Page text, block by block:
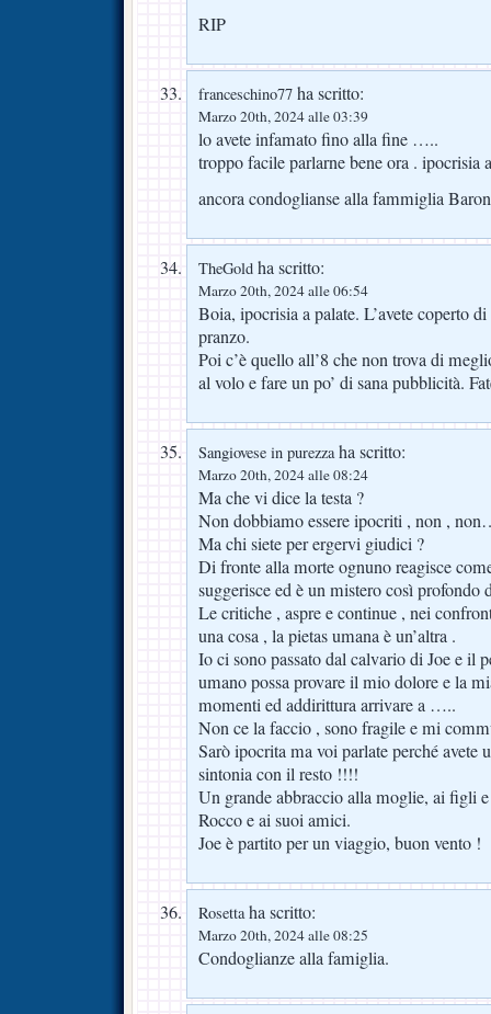
RIP
franceschino77 ha scritto:
Marzo 20th, 2024 alle 03:39
lo avete infamato fino alla fine …..
troppo facile parlarne bene ora . ipocrisia
ancora condoglianse alla fammiglia
TheGold ha scritto:
Marzo 20th, 2024 alle 06:54
Boia, ipocrisia a palate. L’avete coperto
pranzo.
Poi c’è quello all’8 che non trova di
al volo e fare un po’ di sana pubblicità.
Sangiovese in purezzaha scritto:
Marzo 20th, 2024 alle 08:24
Ma che vi dice la testa ?
Non dobbiamo essere ipocriti , non ,
Ma chi siete per ergervi giudici ?
Di fronte alla morte ognuno reagisce
suggerisce ed è un mistero così profondo
Le critiche , aspre e continue , nei
una cosa , la pietas umana è un’altra .
Io ci sono passato dal calvario di Joe e il
umano possa provare il mio dolore e la
momenti ed addirittura arrivare a …..
Non ce la faccio , sono fragile e mi
Sarò ipocrita ma voi parlate perché avete
sintonia con il resto !!!!
Un grande abbraccio alla moglie, ai figli
Rocco e ai suoi amici.
Joe è partito per un viaggio, buon vento !
Rosettaha scritto:
Marzo 20th, 2024 alle 08:25
Condoglianze alla famiglia.